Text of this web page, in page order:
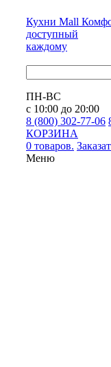
Кухни Mall
доступный
каждому
ПН-ВС
с 10:00 до 20:00
8 (800) 302-77-06
КОРЗИНА
0 товаров.
Меню